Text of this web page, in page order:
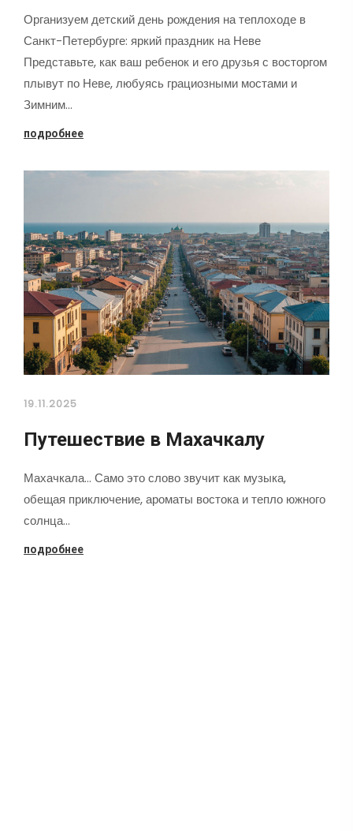
Организуем детский день рождения на теплоходе в
Санкт-Петербурге: яркий праздник на Неве
Представьте, как ваш ребенок и его друзья с восторгом
плывут по Неве, любуясь грациозными мостами и
Зимним…
подробнее
19.11.2025
Путешествие в Махачкалу
Махачкала... Само это слово звучит как музыка,
обещая приключение, ароматы востока и тепло южного
солнца…
подробнее